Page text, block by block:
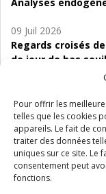
Pour offrir les
telles que les cookies
appareils. Le fait de
traiter des données
uniques sur ce site. Le
consentement peut
fonctions.
09 Juil 2026
Regards croisés
de jour de bas
06 Juil 2026
Étude
01 Juil 2026
Pénurie du